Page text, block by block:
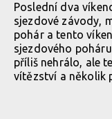
Poslední dva
sjezdové závody,
pohár a tento
sjezdového
příliš nehrálo, ale
vítězství a několik